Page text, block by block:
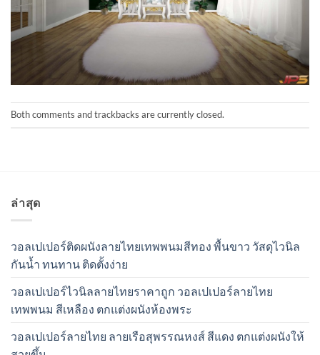
Both comments and trackbacks are currently closed.
ล่าสุด
วอลเปเปอร์ติดผนังลายไทยเทพพนมสีทอง พื้นขาว วัสดุไวนิล
กันน้ำ ทนทาน ติดตั้งง่าย
วอลเปเปอร์ไวนิลลายไทยราคาถูก วอลเปเปอร์ลายไทย
เทพพนม สีเหลือง ตกแต่งผนังห้องพระ
วอลเปเปอร์ลายไทย ลายเรือสุพรรณหงส์ สีแดง ตกแต่งผนังให้